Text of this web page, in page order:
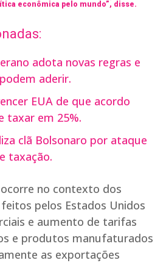
econômica pelo mundo”, disse.
adota novas regras e
aderir.
EUA de que acordo
taxar em 25%.
clã Bolsonaro por ataque
taxação.
no contexto dos
feitos pelos Estados Unidos
e aumento de tarifas
e produtos manufaturados
as exportações